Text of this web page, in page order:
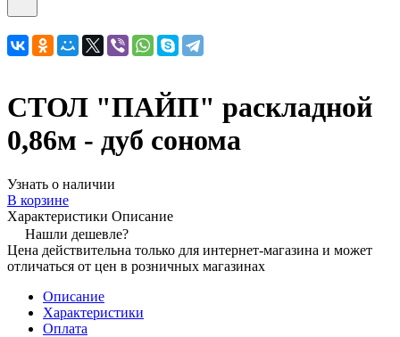
СТОЛ "ПАЙП" раскладной
0,86м - дуб сонома
Узнать о наличии
В корзине
Характеристики Описание
Нашли дешевле?
Цена действительна только для интернет-магазина и может
отличаться от цен в розничных магазинах
Описание
Характеристики
Оплата